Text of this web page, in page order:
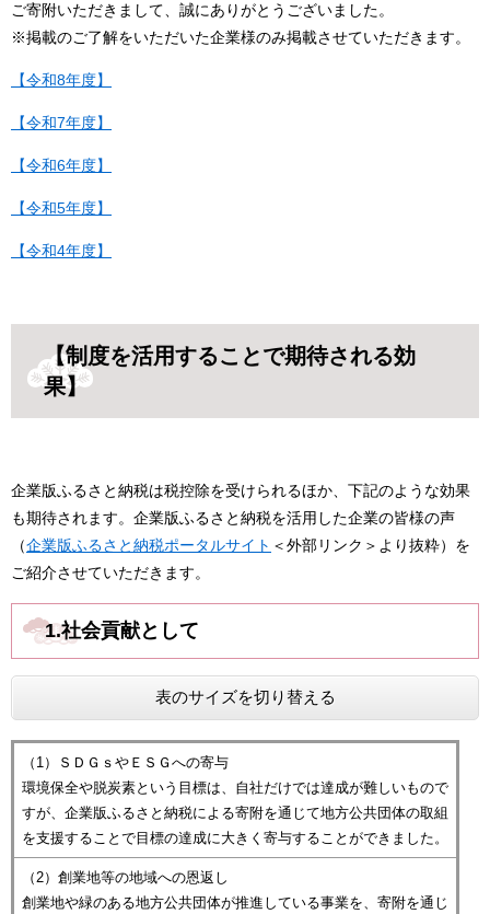
ご寄附いただきまして、誠にありがとうございました。
※掲載のご了解をいただいた企業様のみ掲載させていただきます。
【令和8年度】
【令和7年度】
【令和6年度】
【令和5年度】
【令和4年度】
【制度を活用することで期待される効
果】
企業版ふるさと納税は税控除を受けられるほか、下記のような効果
も期待されます。企業版ふるさと納税を活用した企業の皆様の声
（企業版ふるさと納税ポータルサイト ＜外部リンク＞ より抜粋）を
ご紹介させていただきます。
1.社会貢献として
表のサイズを切り替える
（1）ＳＤＧｓやＥＳＧへの寄与
環境保全や脱炭素という目標は、自社だけでは達成が難しいもので
すが、企業版ふるさと納税による寄附を通じて地方公共団体の取組
を支援することで目標の達成に大きく寄与することができました。
（2）創業地等の地域への恩返し
創業地や緑のある地方公共団体が推進している事業を、寄附を通じ